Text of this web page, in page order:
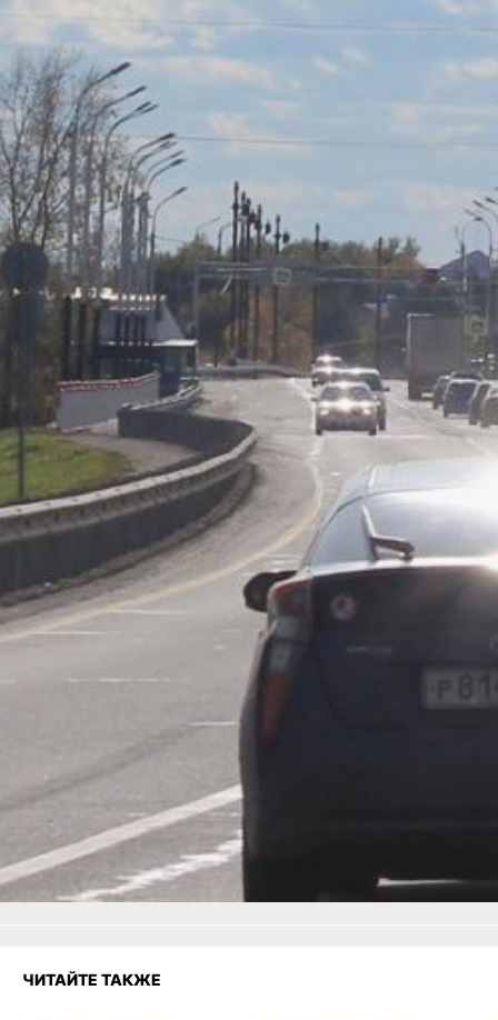
развязки было израсходовано
более 134 миллиона рублей.
Работы планируется завершить
к 20 октября.
В следующем году здесь
начнется второй этап —
отремонтируют съезды, заменят
леерные ограждения
и освещение.
А также на следующий год
запланировано продолжение
капитального ремонта проспекта
60-летия Октября — от улицы
Машинистов до переулка
Гаражного. На оба объекта
предусмотрено 1,156 миллиарда
рублей.
Напомним, с 2019 по 2024 годы
реализации национального
проекта в Хабаровске были
выполнены работы на сумму 6,8
миллиарда рублей. Выполнен
ремонт на 277 участков улично-
дорожной сети. В результате на 1
января 2025 доля дорог,
соответствующих нормативным
требованиям, составит
в Хабаровске 83,56 %.
В ТЕМУ:
Хабаровскую ТЭЦ-1
Читайте нас в соцсетях:
Телеграмили
МАКС
Удивило
1
Злость
Разочарование
ЧИТАЙТЕ ТАКЖЕ